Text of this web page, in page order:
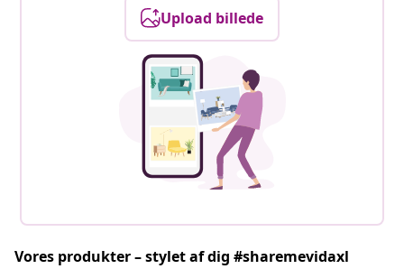
Upload billede
Vores produkter – stylet af dig #sharemevidaxl